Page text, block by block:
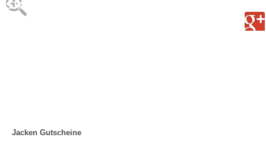
START
Jacken Gutscheine